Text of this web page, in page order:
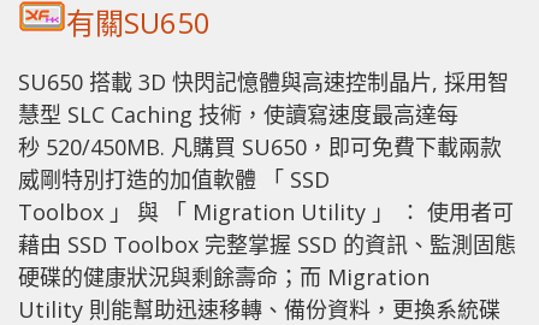
有關SU650
SU650 搭載 3D 快閃記憶體與高速控制晶片, 採用智
慧型 SLC Caching 技術，使讀寫速度最高達每
秒 520/450MB. 凡購買 SU650，即可免費下載兩款
威剛特別打造的加值軟體 「 SSD
Toolbox 」 與 「 Migration Utility 」 ： 使用者可
藉由 SSD Toolbox 完整掌握 SSD 的資訊、監測固態
硬碟的健康狀況與剩餘壽命；而 Migration
Utility 則能幫助迅速移轉、備份資料，更換系統碟